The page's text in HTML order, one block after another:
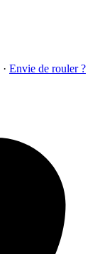
· Envie de rouler ?